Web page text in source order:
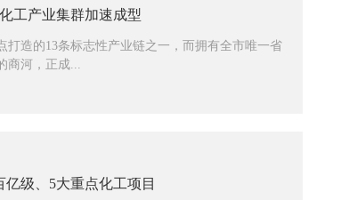
工产业集群加速成型
打造的13条标志性产业链之一，而拥有全市唯一省
商河，正成...
级、5大重点化工项目